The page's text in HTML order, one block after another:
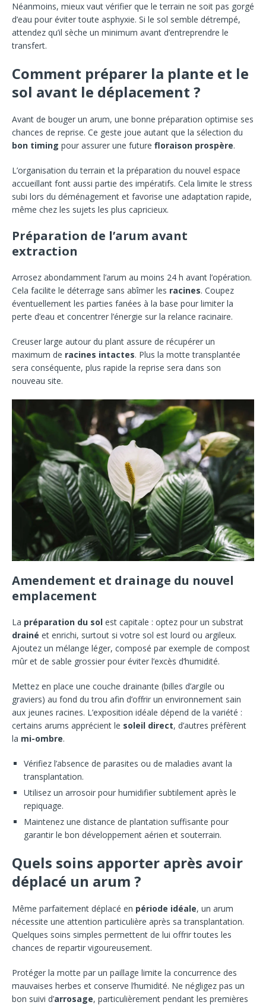
Néanmoins, mieux vaut vérifier que le terrain ne soit pas gorgé
d’eau pour éviter toute asphyxie. Si le sol semble détrempé,
attendez qu’il sèche un minimum avant d’entreprendre le
transfert.
Comment préparer la plante et le
sol avant le déplacement ?
Avant de bouger un arum, une bonne préparation optimise ses
chances de reprise. Ce geste joue autant que la sélection du
bon timing pour assurer une future floraison prospère.
L’organisation du terrain et la préparation du nouvel espace
accueillant font aussi partie des impératifs. Cela limite le stress
subi lors du déménagement et favorise une adaptation rapide,
même chez les sujets les plus capricieux.
Préparation de l’arum avant
extraction
Arrosez abondamment l’arum au moins 24 h avant l’opération.
Cela facilite le déterrage sans abîmer les racines. Coupez
éventuellement les parties fanées à la base pour limiter la
perte d’eau et concentrer l’énergie sur la relance racinaire.
Creuser large autour du plant assure de récupérer un
maximum de racines intactes. Plus la motte transplantée
sera conséquente, plus rapide la reprise sera dans son
nouveau site.
Amendement et drainage du nouvel
emplacement
La préparation du sol est capitale : optez pour un substrat
drainé et enrichi, surtout si votre sol est lourd ou argileux.
Ajoutez un mélange léger, composé par exemple de compost
mûr et de sable grossier pour éviter l’excès d’humidité.
Mettez en place une couche drainante (billes d’argile ou
graviers) au fond du trou afin d’offrir un environnement sain
aux jeunes racines. L’exposition idéale dépend de la variété :
certains arums apprécient le soleil direct, d’autres préfèrent
la mi-ombre.
Vérifiez l’absence de parasites ou de maladies avant la
transplantation.
Utilisez un arrosoir pour humidifier subtilement après le
repiquage.
Maintenez une distance de plantation suffisante pour
garantir le bon développement aérien et souterrain.
Quels soins apporter après avoir
déplacé un arum ?
Même parfaitement déplacé en période idéale, un arum
nécessite une attention particulière après sa transplantation.
Quelques soins simples permettent de lui offrir toutes les
chances de repartir vigoureusement.
Protéger la motte par un paillage limite la concurrence des
mauvaises herbes et conserve l’humidité. Ne négligez pas un
bon suivi d’arrosage, particulièrement pendant les premières